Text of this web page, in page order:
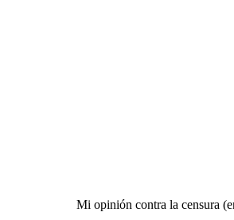
Mi opinión contra la censura